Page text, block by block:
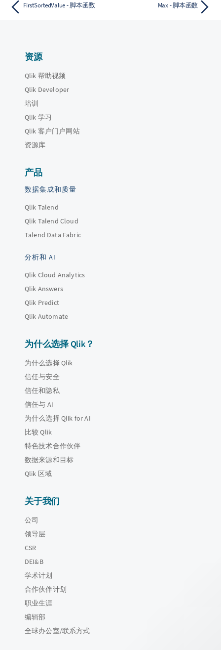
FirstSortedValue - 脚本函数 Max - 脚本函数
资源
Qlik 帮助视频
Qlik Developer
培训
Qlik 学习
Qlik 客户门户网站
资源库
产品
数据集成和质量
Qlik Talend
Qlik Talend Cloud
Talend Data Fabric
分析和 AI
Qlik Cloud Analytics
Qlik Answers
Qlik Predict
Qlik Automate
为什么选择 Qlik？
为什么选择 Qlik
信任与安全
信任和隐私
信任与 AI
为什么选择 Qlik for AI
比较 Qlik
特色技术合作伙伴
数据来源和目标
Qlik 区域
关于我们
公司
领导层
CSR
DEI&B
学术计划
合作伙伴计划
职业生涯
编辑部
全球办公室/联系方式